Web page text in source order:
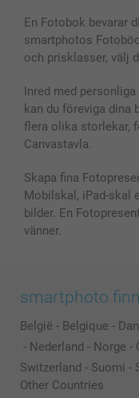
En Fotobok bevarar
smartphotos
och prisklasser, välj
Inred med
kan du föreviga dina
flera olika storlekar,
Canvastavla.
Skapa fina
Mobilskal, iPad-skal
bilder. En
vänner.
smartphoto
België - Belgique -
- Nederland - Norge -
Switzerland - Suomi -
Other Countries